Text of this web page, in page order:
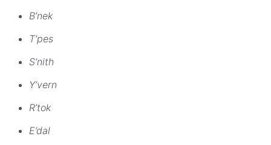
B’nek
T’pes
S’nith
Y’vern
R’tok
E’dal